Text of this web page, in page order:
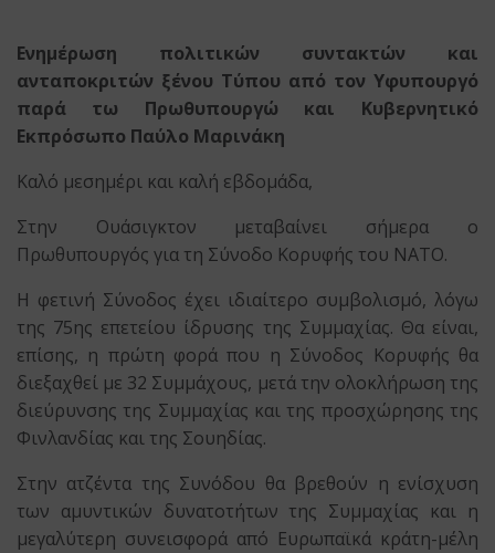
Ενημέρωση πολιτικών συντακτών και
ανταποκριτών ξένου Τύπου από τον Υφυπουργό
παρά τω Πρωθυπουργώ και Κυβερνητικό
Εκπρόσωπο Παύλο Μαρινάκη
Καλό μεσημέρι και καλή εβδομάδα,
Στην Ουάσιγκτον μεταβαίνει σήμερα ο
Πρωθυπουργός για τη Σύνοδο Κορυφής του ΝΑΤΟ.
Η φετινή Σύνοδος έχει ιδιαίτερο συμβολισμό, λόγω
της 75ης επετείου ίδρυσης της Συμμαχίας. Θα είναι,
επίσης, η πρώτη φορά που η Σύνοδος Κορυφής θα
διεξαχθεί με 32 Συμμάχους, μετά την ολοκλήρωση της
διεύρυνσης της Συμμαχίας και της προσχώρησης της
Φινλανδίας και της Σουηδίας.
Στην ατζέντα της Συνόδου θα βρεθούν η ενίσχυση
των αμυντικών δυνατοτήτων της Συμμαχίας και η
μεγαλύτερη συνεισφορά από Ευρωπαϊκά κράτη-μέλη